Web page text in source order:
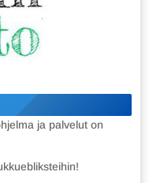
ja palvelut on